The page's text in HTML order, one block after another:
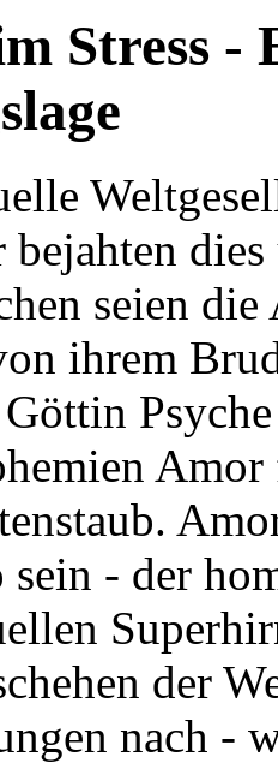
Stress -
seien
ihrem
- der
der
nach -